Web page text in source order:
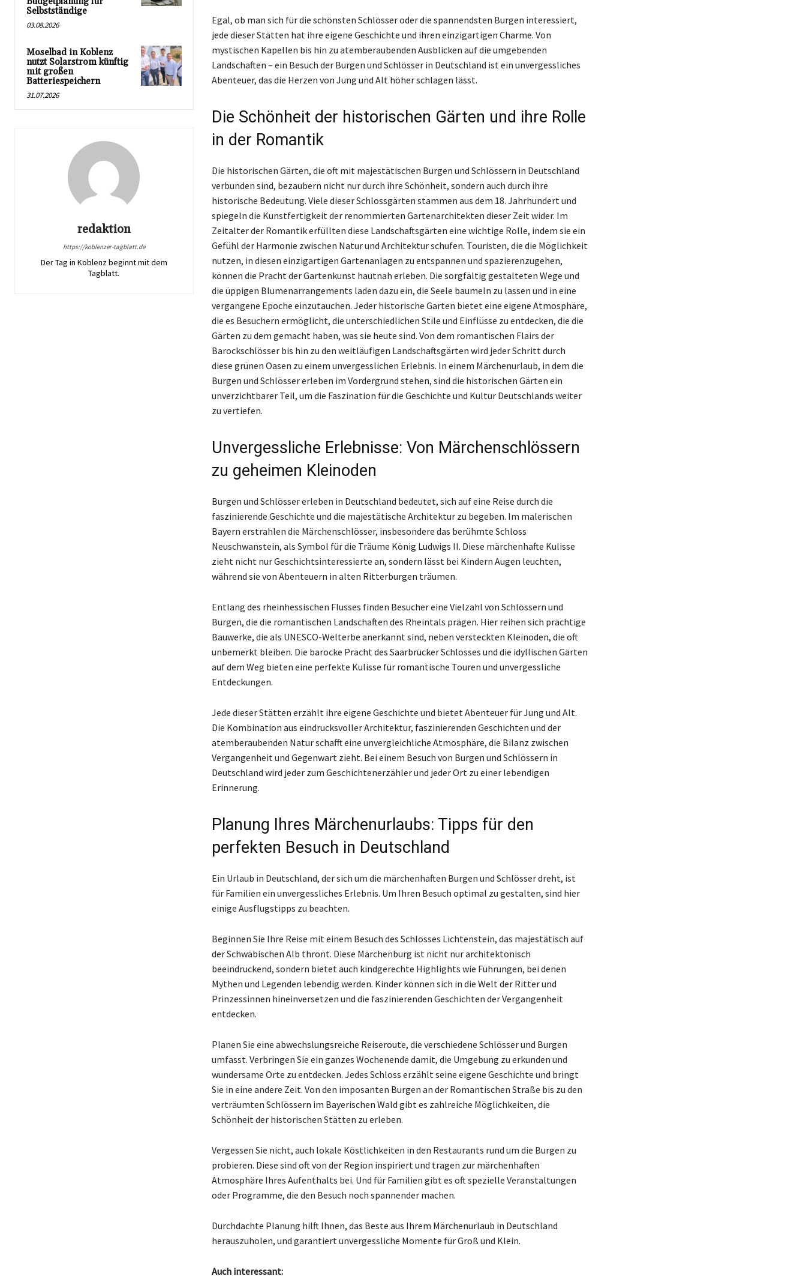
Selbstständige
03.08.2026
Moselbad in Koblenz
nutzt Solarstrom künftig
mit großen
Batteriespeichern
31.07.2026
redaktion
https://koblenzer-tagblatt.de
Der Tag in Koblenz beginnt mit dem
Tagblatt.
Egal, ob man sich für die schönsten Schlösser oder die spannendsten Burgen interessiert,
jede dieser Stätten hat ihre eigene Geschichte und ihren einzigartigen Charme. Von
mystischen Kapellen bis hin zu atemberaubenden Ausblicken auf die umgebenden
Landschaften – ein Besuch der Burgen und Schlösser in Deutschland ist ein unvergessliches
Abenteuer, das die Herzen von Jung und Alt höher schlagen lässt.
Die Schönheit der historischen Gärten und ihre Rolle
in der Romantik
Die historischen Gärten, die oft mit majestätischen Burgen und Schlössern in Deutschland
verbunden sind, bezaubern nicht nur durch ihre Schönheit, sondern auch durch ihre
historische Bedeutung. Viele dieser Schlossgärten stammen aus dem 18. Jahrhundert und
spiegeln die Kunstfertigkeit der renommierten Gartenarchitekten dieser Zeit wider. Im
Zeitalter der Romantik erfüllten diese Landschaftsgärten eine wichtige Rolle, indem sie ein
Gefühl der Harmonie zwischen Natur und Architektur schufen. Touristen, die die Möglichkeit
nutzen, in diesen einzigartigen Gartenanlagen zu entspannen und spazierenzugehen,
können die Pracht der Gartenkunst hautnah erleben. Die sorgfältig gestalteten Wege und
die üppigen Blumenarrangements laden dazu ein, die Seele baumeln zu lassen und in eine
vergangene Epoche einzutauchen. Jeder historische Garten bietet eine eigene Atmosphäre,
die es Besuchern ermöglicht, die unterschiedlichen Stile und Einflüsse zu entdecken, die die
Gärten zu dem gemacht haben, was sie heute sind. Von dem romantischen Flairs der
Barockschlösser bis hin zu den weitläufigen Landschaftsgärten wird jeder Schritt durch
diese grünen Oasen zu einem unvergesslichen Erlebnis. In einem Märchenurlaub, in dem die
Burgen und Schlösser erleben im Vordergrund stehen, sind die historischen Gärten ein
unverzichtbarer Teil, um die Faszination für die Geschichte und Kultur Deutschlands weiter
zu vertiefen.
Unvergessliche Erlebnisse: Von Märchenschlössern
zu geheimen Kleinoden
Burgen und Schlösser erleben in Deutschland bedeutet, sich auf eine Reise durch die
faszinierende Geschichte und die majestätische Architektur zu begeben. Im malerischen
Bayern erstrahlen die Märchenschlösser, insbesondere das berühmte Schloss
Neuschwanstein, als Symbol für die Träume König Ludwigs II. Diese märchenhafte Kulisse
zieht nicht nur Geschichtsinteressierte an, sondern lässt bei Kindern Augen leuchten,
während sie von Abenteuern in alten Ritterburgen träumen.
Entlang des rheinhessischen Flusses finden Besucher eine Vielzahl von Schlössern und
Burgen, die die romantischen Landschaften des Rheintals prägen. Hier reihen sich prächtige
Bauwerke, die als UNESCO-Welterbe anerkannt sind, neben versteckten Kleinoden, die oft
unbemerkt bleiben. Die barocke Pracht des Saarbrücker Schlosses und die idyllischen Gärten
auf dem Weg bieten eine perfekte Kulisse für romantische Touren und unvergessliche
Entdeckungen.
Jede dieser Stätten erzählt ihre eigene Geschichte und bietet Abenteuer für Jung und Alt.
Die Kombination aus eindrucksvoller Architektur, faszinierenden Geschichten und der
atemberaubenden Natur schafft eine unvergleichliche Atmosphäre, die Bilanz zwischen
Vergangenheit und Gegenwart zieht. Bei einem Besuch von Burgen und Schlössern in
Deutschland wird jeder zum Geschichtenerzähler und jeder Ort zu einer lebendigen
Erinnerung.
Planung Ihres Märchenurlaubs: Tipps für den
perfekten Besuch in Deutschland
Ein Urlaub in Deutschland, der sich um die märchenhaften Burgen und Schlösser dreht, ist
für Familien ein unvergessliches Erlebnis. Um Ihren Besuch optimal zu gestalten, sind hier
einige Ausflugstipps zu beachten.
Beginnen Sie Ihre Reise mit einem Besuch des Schlosses Lichtenstein, das majestätisch auf
der Schwäbischen Alb thront. Diese Märchenburg ist nicht nur architektonisch
beeindruckend, sondern bietet auch kindgerechte Highlights wie Führungen, bei denen
Mythen und Legenden lebendig werden. Kinder können sich in die Welt der Ritter und
Prinzessinnen hineinversetzen und die faszinierenden Geschichten der Vergangenheit
entdecken.
Planen Sie eine abwechslungsreiche Reiseroute, die verschiedene Schlösser und Burgen
umfasst. Verbringen Sie ein ganzes Wochenende damit, die Umgebung zu erkunden und
wundersame Orte zu entdecken. Jedes Schloss erzählt seine eigene Geschichte und bringt
Sie in eine andere Zeit. Von den imposanten Burgen an der Romantischen Straße bis zu den
verträumten Schlössern im Bayerischen Wald gibt es zahlreiche Möglichkeiten, die
Schönheit der historischen Stätten zu erleben.
Vergessen Sie nicht, auch lokale Köstlichkeiten in den Restaurants rund um die Burgen zu
probieren. Diese sind oft von der Region inspiriert und tragen zur märchenhaften
Atmosphäre Ihres Aufenthalts bei. Und für Familien gibt es oft spezielle Veranstaltungen
oder Programme, die den Besuch noch spannender machen.
Durchdachte Planung hilft Ihnen, das Beste aus Ihrem Märchenurlaub in Deutschland
herauszuholen, und garantiert unvergessliche Momente für Groß und Klein.
Auch interessant: